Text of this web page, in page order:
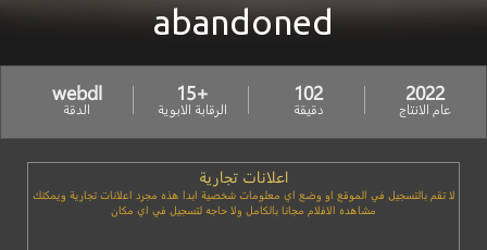
abandoned
2022
عام الانتاج
102
دقيقة
+15
الرقابة الابوية
webdl
الدقة
اعلانات تجارية
لا تقم بالتسجيل في الموقع او وضع اي معلومات شخصية ابدا هذه مجرد اعلانات تجارية ويمكنك
مشاهده الافلام مجانا بالكامل ولا حاجه لتسجيل في اي مكان